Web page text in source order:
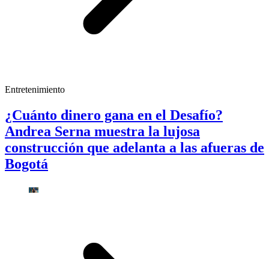
Entretenimiento
¿Cuánto dinero gana en el Desafío?
Andrea Serna muestra la lujosa
construcción que adelanta a las afueras de
Bogotá